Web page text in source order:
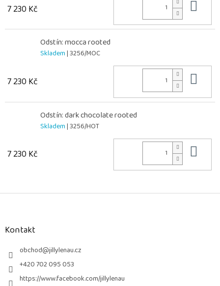
7 230 Kč
Odstín: mocca rooted
Skladem| 3256/MOC
7 230 Kč
Odstín: dark chocolate rooted
Skladem| 3256/HOT
7 230 Kč
Z
Kontakt
obchod@jillylenau.cz
+420 702 095 053
https://www.facebook.com/jillylenau